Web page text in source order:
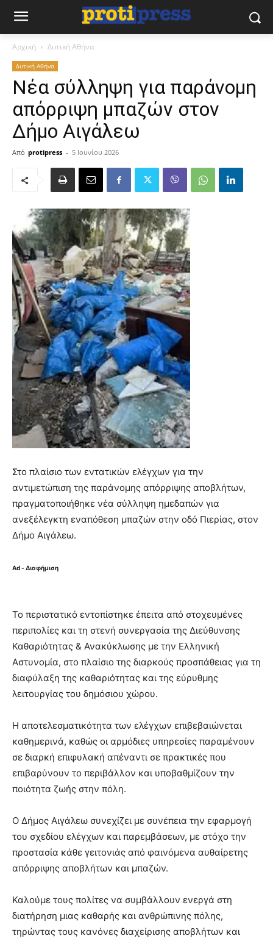
Αρχική Δυτική Αθήνα
Δυτική Αθήνα
Νέα σύλληψη για παράνομη
απόρριψη μπαζών στον
Δήμο Αιγάλεω
Από protipress - 5 Ιουνίου 2026
Στο πλαίσιο των εντατικών ελέγχων για την
αντιμετώπιση της παράνομης απόρριψης αποβλήτων,
πραγματοποιήθηκε νέα σύλληψη ημεδαπών για
ανεξέλεγκτη εναπόθεση μπαζών στην οδό Πιερίας, στον
Δήμο Αιγάλεω.
Ad - Διαφήμιση
Το περιστατικό εντοπίστηκε έπειτα από στοχευμένες
περιπολίες και τη στενή συνεργασία της Διεύθυνσης
Καθαριότητας & Ανακύκλωσης με την Ελληνική
Αστυνομία, στο πλαίσιο της διαρκούς προσπάθειας για τη
διαφύλαξη της καθαριότητας και της εύρυθμης
λειτουργίας του δημόσιου χώρου.
Η αποτελεσματικότητα των ελέγχων επιβεβαιώνεται
καθημερινά, καθώς οι αρμόδιες υπηρεσίες παραμένουν
σε διαρκή επιφυλακή απέναντι σε πρακτικές που
επιβαρύνουν το περιβάλλον και υποβαθμίζουν την
ποιότητα ζωής στην πόλη.
Ο Δήμος Αιγάλεω συνεχίζει με συνέπεια την εφαρμογή
του σχεδίου ελέγχων και παρεμβάσεων, με στόχο την
προστασία κάθε γειτονιάς από φαινόμενα αυθαίρετης
απόρριψης αποβλήτων και μπαζών.
Καλούμε τους πολίτες να συμβάλλουν ενεργά στη
διατήρηση μιας καθαρής και ανθρώπινης πόλης,
τηρώντας τους κανόνες διαχείρισης αποβλήτων και